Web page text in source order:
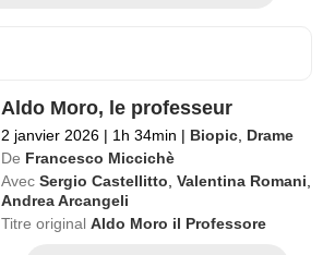
Aldo Moro, le professeur
2 janvier 2026 | 1h 34min | Biopic Drame
De Francesco Miccichè
Avec Sergio Castellitto ,Valentina Romani
Andrea Arcangeli
Titre originalAldo Moro il Professore